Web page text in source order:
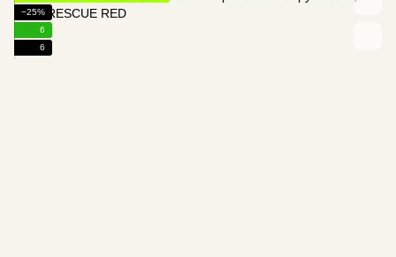
−25%
6
6